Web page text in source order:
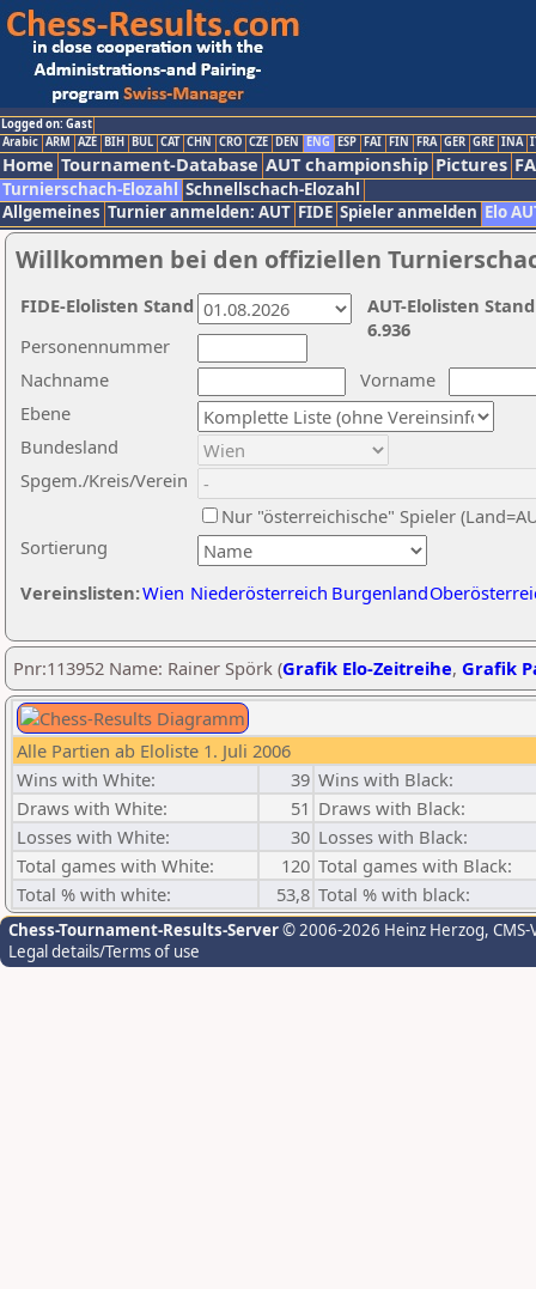
Logged on: Gast
Arabic ARM AZE BIH BUL CAT CHN CRO CZE DEN ENG ESP FAI FIN FRA GER GRE INA
Home Tournament-Database AUT championship Pictures
Turnierschach-Elozahl Schnellschach-Elozahl
Allgemeines Turnier anmelden: AUT FIDE Spieler anmelden Elo
Willkommen bei den offiziellen
Nachname
Vorname
Ebene
Sortierung
Personennummer
Bundesland
Spgem./Kreis/Verein
Nur "österreichische" Spieler
Vereinslisten:Wien Niederösterreich Burgenland
AUT-Elolisten
6.936
FIDE-Elolisten Stand
Pnr:113952 Name: Rainer Spörk (Grafik Elo-Zeitreihe, Grafik
Alle Partien ab Eloliste 1. Juli 2006
Wins with White:
39 Wins with Black:
Draws with White:
51 Draws with Black:
Losses with White:
30 Losses with Black:
Total games with White:
120 Total games with Black:
Total % with white:
53,8 Total % with black:
Chess-Tournament-Results-Server© 2006-2026 Heinz Herzog,
Legal details/Terms of use